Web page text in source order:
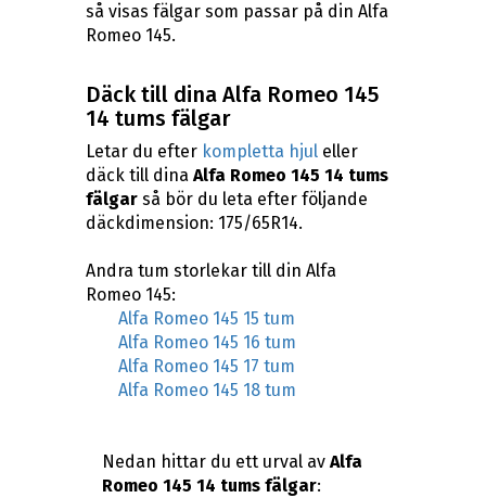
så visas fälgar som passar på din Alfa
Romeo 145.
Däck till dina Alfa Romeo 145
14 tums fälgar
Letar du efter kompletta hjul eller
däck till dinaAlfa Romeo 145 14 tums
fälgar så bör du leta efter följande
däckdimension: 175/65R14.
Andra tum storlekar till din Alfa
Romeo 145:
Alfa Romeo 145 15 tum
Alfa Romeo 145 16 tum
Alfa Romeo 145 17 tum
Alfa Romeo 145 18 tum
Nedan hittar du ett urval avAlfa
Romeo 145 14 tums fälgar: